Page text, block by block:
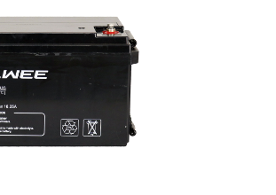
Baterii